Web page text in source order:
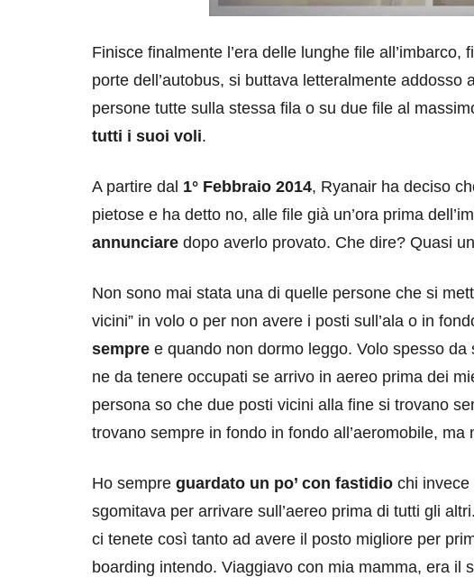
Finisce finalmente l’era delle lunghe file
porte dell’autobus, si buttava letteralmente
persone tutte sulla stessa fila o su due file al
tutti i suoi voli.
A partire dal 1° Febbraio 2014, Ryanair ha deciso
pietose e ha detto no, alle file già un’ora prima
annunciare dopo averlo provato. Che dire? Quasi
Non sono mai stata una di quelle persone che si
vicini” in volo o per non avere i posti sull’ala o in
sempre e quando non dormo leggo. Volo spesso
ne da tenere occupati se arrivo in aereo prima dei
persona so che due posti vicini alla fine si trovano
trovano sempre in fondo in fondo all’aeromobile,
Ho sempre guardato un po’ con fastidio chi invece
sgomitava per arrivare sull’aereo prima di tutti gli
ci tenete così tanto ad avere il posto migliore per
boarding intendo. Viaggiavo con mia mamma, era il
il Louvre in
di 4 ore
Paros e la Grecia di
Immaturi il Viaggio